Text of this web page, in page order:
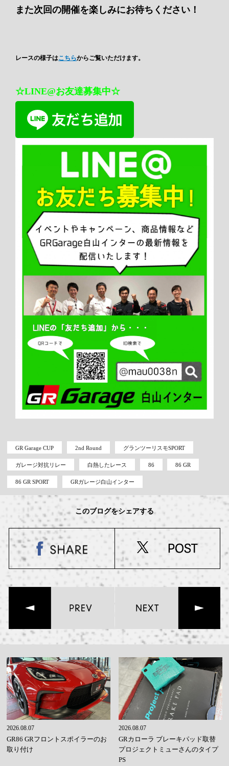
また次回の開催を楽しみにお待ちください！
レースの様子はこちらからご覧いただけます。
☆LINE@お友達募集中☆
GR Garage CUP 2nd Round グランツーリスモSPORT
ガレージ対抗リレー 白熱したレース 86 86 GR
86 GR SPORT GRガレージ白山インター
このブログをシェアする
2026.08.07
GR86 GRフロントスポイラーのお
取り付け
2026.08.07
GRカローラ ブレーキパッド取替
プロジェクトミューさんのタイプ
PS